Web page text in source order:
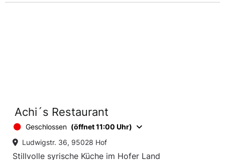
Achi´s Restaurant
Geschlossen (öffnet 11:00 Uhr)
Ludwigstr. 36, 95028 Hof
Stillvolle syrische Küche im Hofer Land